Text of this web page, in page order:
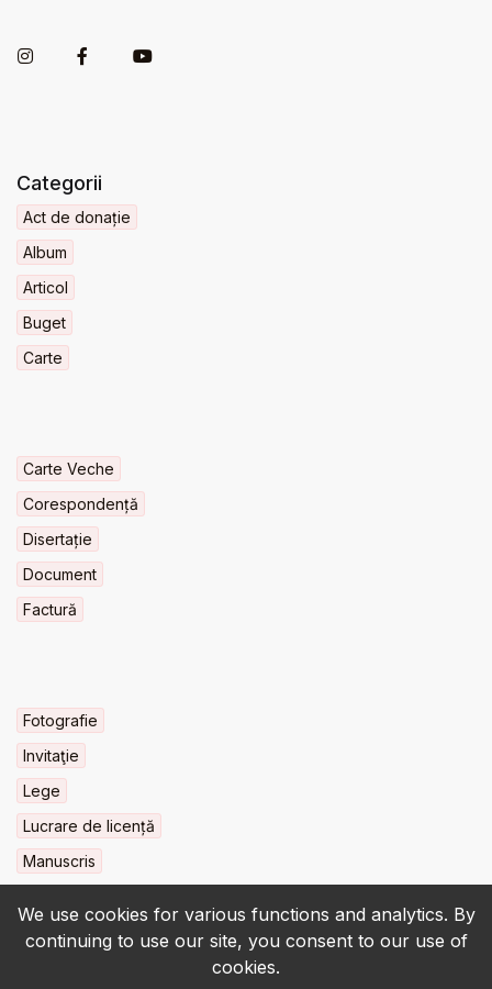
We use cookies for various functions and analytics. By
continuing to use our site, you consent to our use of
cookies.
Categorii
Act de donație
Album
Articol
Buget
Carte
Carte Veche
Corespondență
Disertație
Document
Factură
Fotografie
Invitaţie
Lege
Lucrare de licență
Manuscris